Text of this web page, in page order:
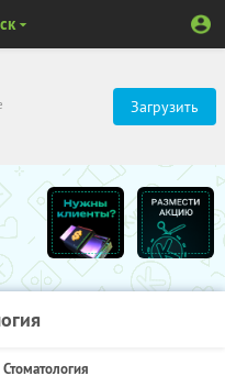
Загрузить
Стоматология